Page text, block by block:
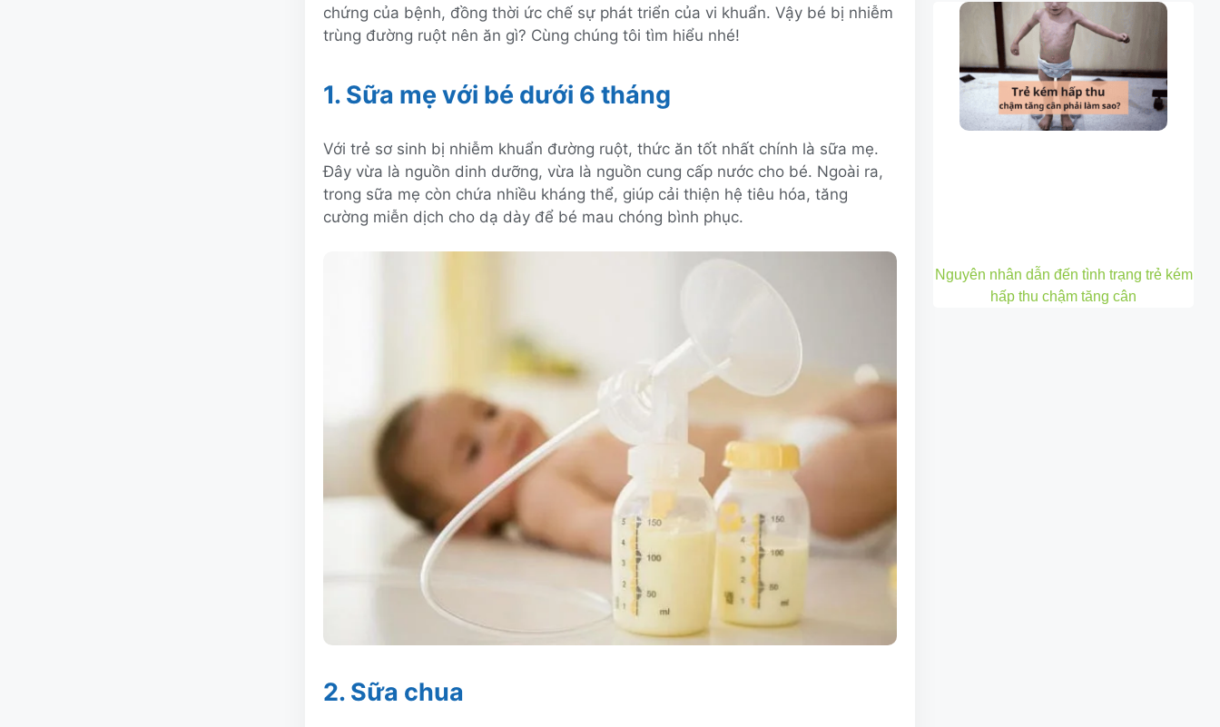
chứng của bệnh, đồng thời ức chế sự phát triển của vi khuẩn. Vậy bé bị nhiễm
trùng đường ruột nên ăn gì? Cùng chúng tôi tìm hiểu nhé!
1. Sữa mẹ với bé dưới 6 tháng
Với trẻ sơ sinh bị nhiễm khuẩn đường ruột, thức ăn tốt nhất chính là sữa mẹ.
Đây vừa là nguồn dinh dưỡng, vừa là nguồn cung cấp nước cho bé. Ngoài ra,
trong sữa mẹ còn chứa nhiều kháng thể, giúp cải thiện hệ tiêu hóa, tăng
cường miễn dịch cho dạ dày để bé mau chóng bình phục.
2. Sữa chua
Nguyên nhân dẫn đến tình trạng trẻ kém
hấp thu chậm tăng cân